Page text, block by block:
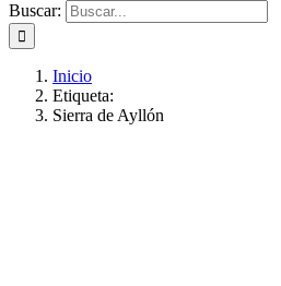
Buscar:
Inicio
Etiqueta:
Sierra de Ayllón